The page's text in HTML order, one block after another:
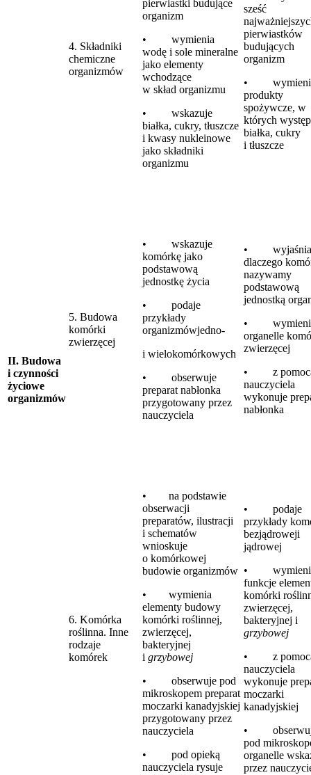
II. Budowa
i czynności
życiowe
organizmów
4. Składniki
chemiczne
organizmów
pierwiastki budujące
organizm
• wymienia
wodę i sole mineralne
jako elementy
wchodzące
w skład organizmu
• wskazuje
białka, cukry, tłuszcze
i kwasy nukleinowe
jako składniki
organizmu
sześć
pierwiastków
budujących
organizm
•
produkty
spożywcze, w
których
białka, cukry
i tłuszcze
5. Budowa
komórki
zwierzęcej
• wskazuje
komórkę jako
podstawową
jednostkę życia
• podaje
przykłady
organizmówjedno-
i wielokomórkowych
• obserwuje
preparat nabłonka
przygotowany przez
nauczyciela
•
dlaczego
nazywamy
podstawową
jednostką
•
organelle
zwierzęcej
• z
nauczyciela
wykonuje
nabłonka
6. Komórka
roślinna. Inne
rodzaje
komórek
• na podstawie
obserwacji
preparatów, ilustracji
i schematów
wnioskuje
o komórkowej
budowie organizmów
• wymienia
elementy budowy
komórki roślinnej,
zwierzęcej,
bakteryjnej
i grzybowej
• obserwuje pod
mikroskopem preparat
moczarki kanadyjskiej
przygotowany przez
nauczyciela
• pod opieką
nauczyciela rysuje
• podaje
przykłady
bezjądroweji
jądrowej
•
funkcje
komórki
zwierzęcej,
bakteryjnej i
grzybowej
• z
nauczyciela
wykonuje
moczarki
kanadyjskiej
•
pod
organelle
przez